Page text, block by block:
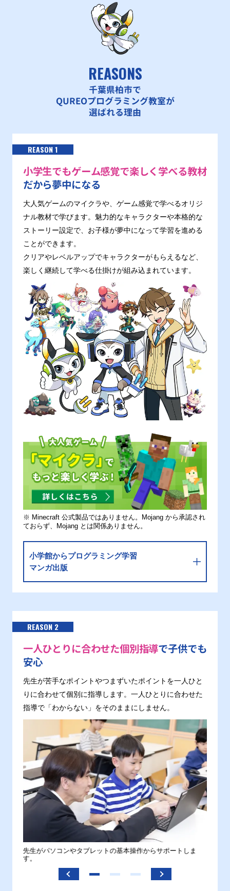
REASONS
千葉県柏市で
QUREOプログラミング教室が
選ばれる理由
REASON 1
小学生でもゲーム感覚で楽しく学べる教材
だから夢中になる
大人気ゲームのマイクラや、ゲーム感覚で学べるオリジ
ナル教材で学びます。魅力的なキャラクターや本格的な
ストーリー設定で、お子様が夢中になって学習を進める
ことができます。
クリアやレベルアップでキャラクターがもらえるなど、
楽しく継続して学べる仕掛けが組み込まれています。
※ Minecraft 公式製品ではありません。Mojang から承認され
ておらず、Mojang とは関係ありません。
小学館からプログラミング学習
マンガ出版
REASON 2
一人ひとりに合わせた個別指導で子供でも
安心
先生が苦手なポイントやつまずいたポイントを一人ひと
りに合わせて個別に指導します。一人ひとりに合わせた
指導で「わからない」をそのままにしません。
先生がパソコンやタブレットの基本操作からサポートしま
す。